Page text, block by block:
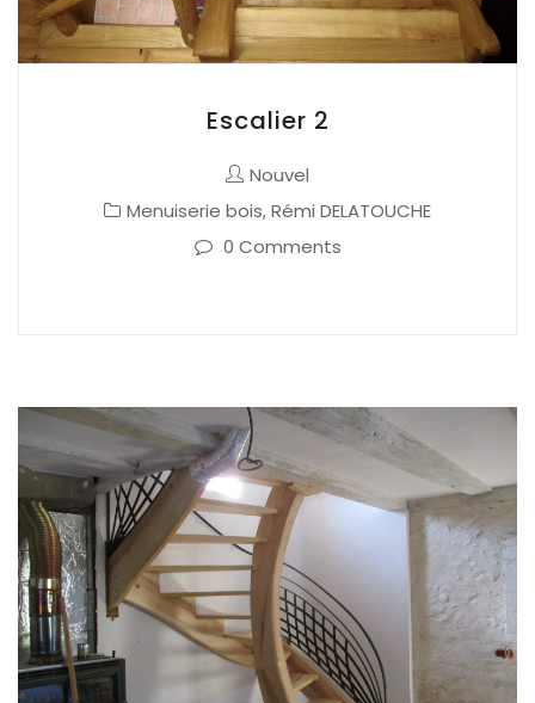
Escalier 2
Nouvel
Menuiserie bois,Rémi DELATOUCHE
0 Comments